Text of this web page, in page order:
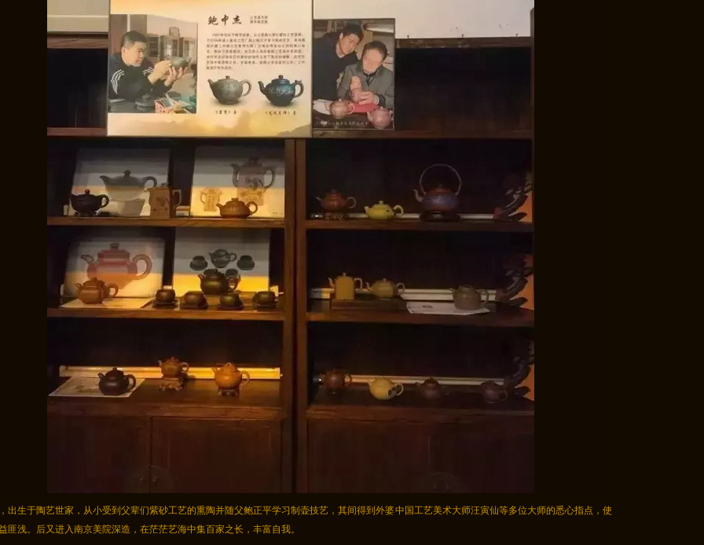
出生于陶艺世家，从小受到父辈们紫砂工艺的熏陶并随父鲍正平学习制壶技艺，其间得到外婆中国工艺美术大师汪寅仙等多位大师的悉心指点，使
匪浅。后又进入南京美院深造，在茫茫艺海中集百家之长，丰富自我。